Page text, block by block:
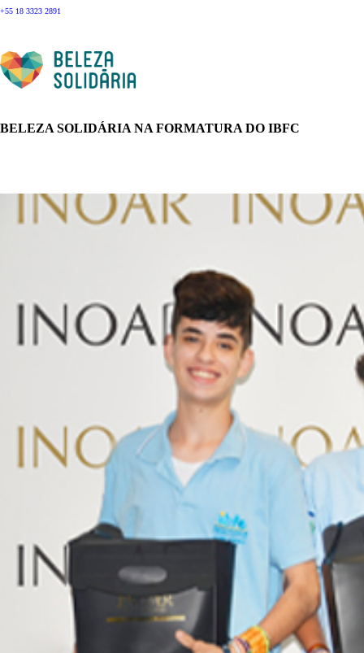
+55 18 3323 2891
BELEZA SOLIDÁRIA NA FORMATURA DO IBFC